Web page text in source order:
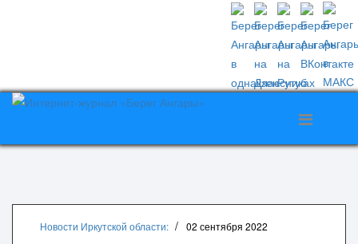
Новости Иркутской области: 02 сентября 2022